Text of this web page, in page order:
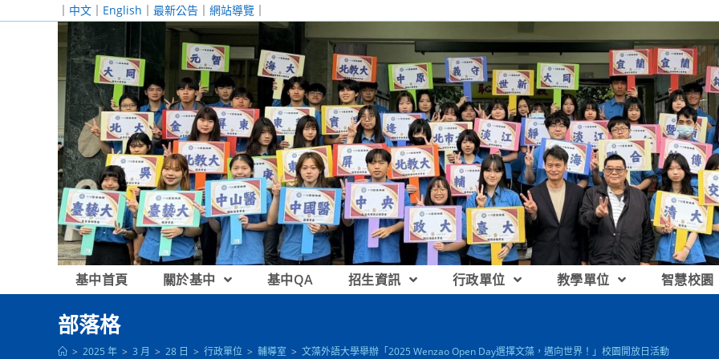
｜ 中文 ｜ English ｜ 最新公告 ｜ 網站導覽 ｜
基中首頁 關於基中 基中QA 招生資訊 行政單位 教學單位 智慧校園
部落格
> 2025 年 > 3 月 > 28 日 > 行政單位 > 輔導室 > 文藻外語大學舉辦「2025 Wenzao Open Day選擇文藻，邁向世界！」校園開放日活動